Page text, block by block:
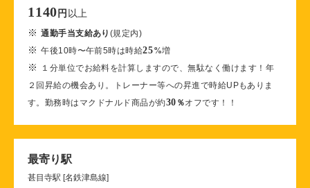
1140 円 以上
※通勤手当支給あり (規定内)
※午後10時〜午前5時は時給25%増
※
１分単位でお給料を計算しますので、無駄なく働けます！年
２回昇給の機会あり。トレーナー等への昇進で時給UPもありま
す。勤務時はマクドナルド商品が約30 ％オフです！！
最寄り駅
甚目寺駅 [名鉄津島線]